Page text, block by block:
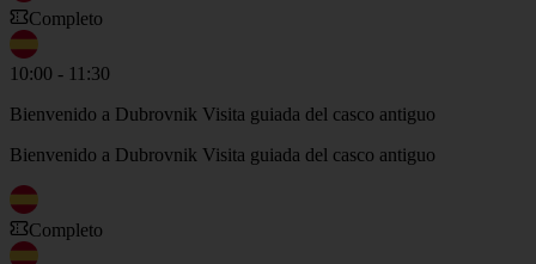
Completo
10:00 - 11:30
Bienvenido a Dubrovnik Visita guiada del casco antiguo
Bienvenido a Dubrovnik Visita guiada del casco antiguo
Completo